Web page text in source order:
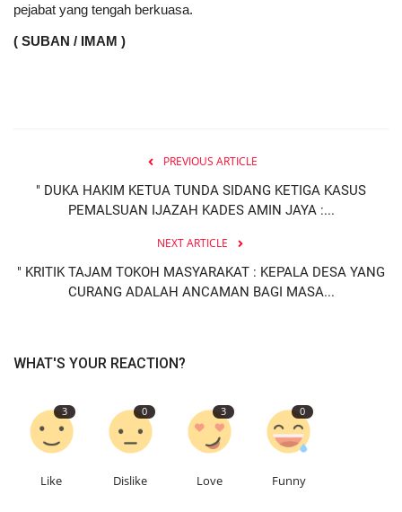
pejabat yang tengah berkuasa.
( SUBAN / IMAM )
PREVIOUS ARTICLE
" DUKA HAKIM KETUA TUNDA SIDANG KETIGA KASUS
PEMALSUAN IJAZAH KADES AMIN JAYA :...
NEXT ARTICLE
" KRITIK TAJAM TOKOH MASYARAKAT : KEPALA DESA YANG
CURANG ADALAH ANCAMAN BAGI MASA...
WHAT'S YOUR REACTION?
3
Like
0
Dislike
3
Love
0
Funny